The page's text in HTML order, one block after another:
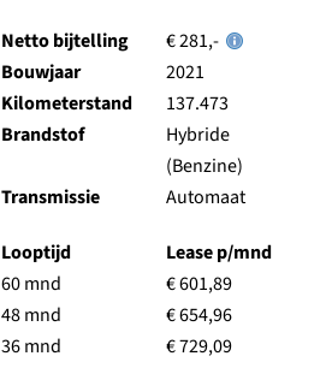
Netto bijtelling
€ 281,-
Bouwjaar
2021
Kilometerstand
137.473
Brandstof
Hybride
(Benzine)
Transmissie
Automaat
Looptijd
60 mnd
48 mnd
36 mnd
Lease p/mnd
€ 601,89
€ 654,96
€ 729,09